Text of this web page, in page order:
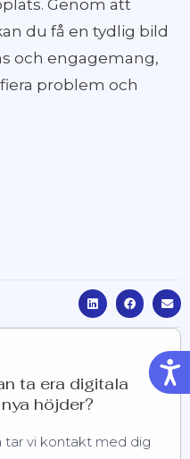
Genom att
du få en tydlig bild
och engagemang,
problem och
ta era digitala
höjder?
tar vi kontakt med dig